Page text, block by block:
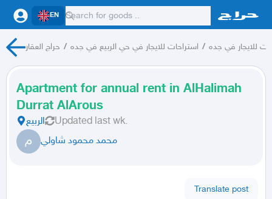
EN
حراج العقار / استراحات للايجار في حي الربيع في جده / للايجار في جده
Apartment for annual rent in AlHalimah
Durrat AlArous
الربيع Updated last wk.
م محمد محمود شاولي
Translate post